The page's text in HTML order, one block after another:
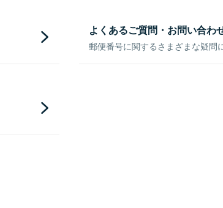
よくあるご質問・お問い合わ
郵便番号に関するさまざまな疑問